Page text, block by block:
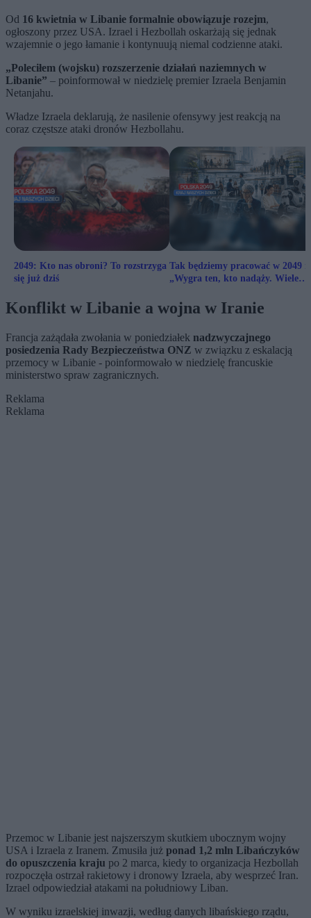
Od 16 kwietnia w Libanie formalnie obowiązuje rozejm,
ogłoszony przez USA. Izrael i Hezbollah oskarżają się jednak
wzajemnie o jego łamanie i kontynuują niemal codzienne ataki.
„Poleciłem (wojsku) rozszerzenie działań naziemnych w
Libanie” – poinformował w niedzielę premier Izraela Benjamin
Netanjahu.
Władze Izraela deklarują, że nasilenie ofensywy jest reakcją na
coraz częstsze ataki dronów Hezbollahu.
2049: Kto nas obroni? To rozstrzyga
się już dziś
Tak będziemy pracować w 2049 r.
„Wygra ten, kto nadąży. Wiele
Konflikt w Libanie a wojna w Iranie
Francja zażądała zwołania w poniedziałek nadzwyczajnego
posiedzenia Rady Bezpieczeństwa ONZ w związku z eskalacją
przemocy w Libanie - poinformowało w niedzielę francuskie
ministerstwo spraw zagranicznych.
Reklama
Reklama
Przemoc w Libanie jest najszerszym skutkiem ubocznym wojny
USA i Izraela z Iranem. Zmusiła już ponad 1,2 mln Libańczyków
do opuszczenia kraju po 2 marca, kiedy to organizacja Hezbollah
rozpoczęła ostrzał rakietowy i dronowy Izraela, aby wesprzeć Iran.
Izrael odpowiedział atakami na południowy Liban.
W wyniku izraelskiej inwazji, według danych libańskiego rządu,